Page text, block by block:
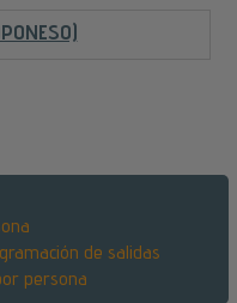
de salidas
persona